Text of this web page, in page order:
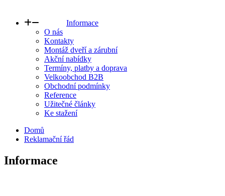
Informace
O nás
Kontakty
Montáž dveří a zárubní
Akční nabídky
Termíny, platby a doprava
Velkoobchod B2B
Obchodní podmínky
Reference
Užitečné články
Ke stažení
Domů
Reklamační řád
Informace